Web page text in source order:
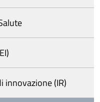
innovazione (IR)